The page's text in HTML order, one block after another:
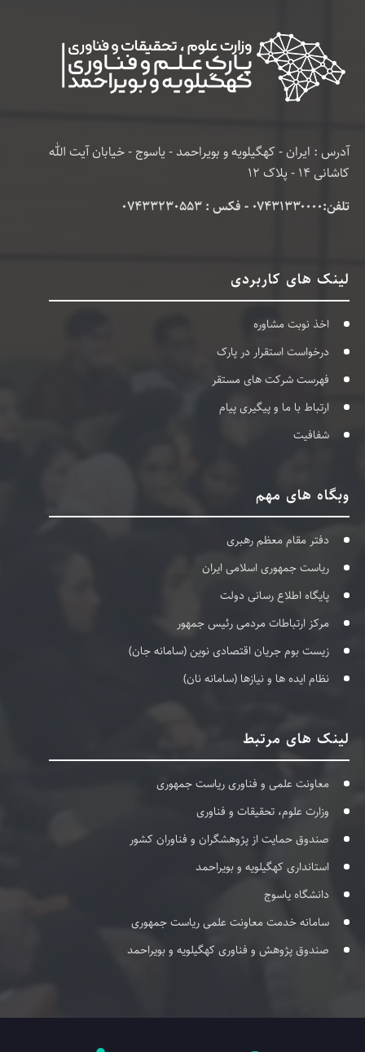
آدرس : ایران - کهگیلویه و بویراحمد - یاسوج - خیابان آیت الله
کاشانی 14 - پلاک 12
تلفن:۰۷۴۳۱۳۳۰۰۰۰ - فکس : 07433230553
لینک های کاربردی
اخذ نوبت مشاوره
درخواست استقرار در پارک
فهرست شرکت های مستقر
ارتباط با ما و پیگیری پیام
شفافیت
وبگاه های مهم
دفتر مقام معظم رهبری
ریاست جمهوری اسلامی ایران
پایگاه اطلاع رسانی دولت
مرکز ارتباطات مردمی رئیس جمهور
زیست بوم جریان اقتصادی نوین (سامانه جان)
نظام ایده ها و نیازها (سامانه نان)
لینک های مرتبط
معاونت علمی و فناوری ریاست جمهوری
وزارت علوم، تحقیقات و فناوری
صندوق حمایت از پژوهشگران و فناوران کشور
استانداری کهگیلویه و بویراحمد
دانشگاه یاسوج
سامانه خدمت معاونت علمی ریاست جمهوری
صندوق پژوهش و فناوری کهگیلویه و بویراحمد